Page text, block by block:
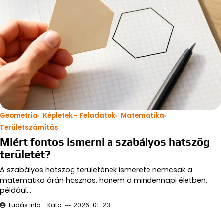
Geometria Képletek - Feladatok
Matematika
Területszámítás
Miért fontos ismerni a szabályos hatszög
területét?
A szabályos hatszög területének ismerete nemcsak a
matematika órán hasznos, hanem a mindennapi életben,
például…
Tudás infó - Kata 2026-01-23